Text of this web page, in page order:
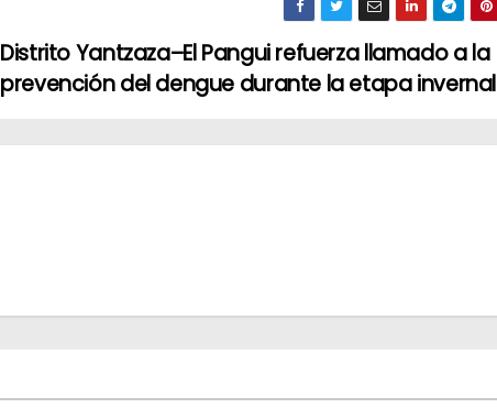
Distrito Yantzaza–El Pangui refuerza llamado a la
prevención del dengue durante la etapa invernal